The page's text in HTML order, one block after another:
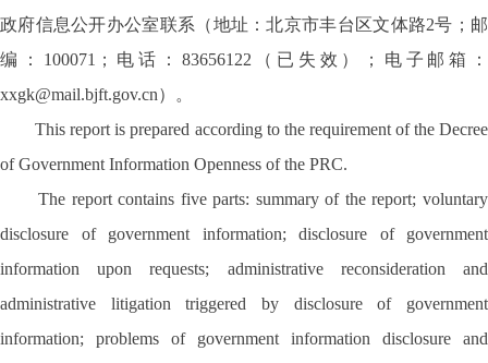
政府信息公开办公室联系（地址：北京市丰台区文体路2号；邮
编：100071；电话：83656122（已失效）；电子邮箱：
xxgk@mail.bjft.gov.cn）。
This report is prepared according to the requirement of the Decree
of Government Information Openness of the PRC.
The report contains five parts: summary of the report; voluntary
disclosure of government information; disclosure of government
information upon requests; administrative reconsideration and
administrative litigation triggered by disclosure of government
information; problems of government information disclosure and